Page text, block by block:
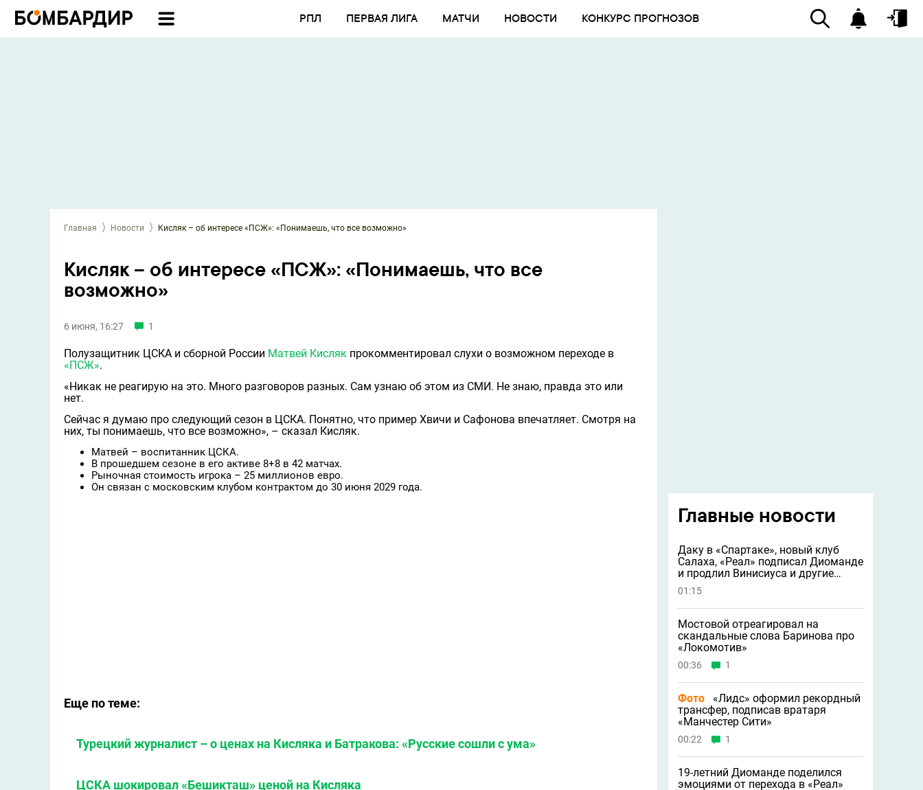
РПЛ ПЕРВАЯ ЛИГА МАТЧИ НОВОСТИ КОНКУРС ПРОГНОЗОВ
Главная Новости Кисляк – об интересе «ПСЖ»: «Понимаешь, что все возможно»
Кисляк – об интересе «ПСЖ»: «Понимаешь, что все
возможно»
6 июня, 16:27 1
Полузащитник ЦСКА и сборной России Матвей Кисляк прокомментировал слухи о возможном переходе в
«ПСЖ».
«Никак не реагирую на это. Много разговоров разных. Сам узнаю об этом из СМИ. Не знаю, правда это или
нет.
Сейчас я думаю про следующий сезон в ЦСКА. Понятно, что пример Хвичи и Сафонова впечатляет. Смотря на
них, ты понимаешь, что все возможно», – сказал Кисляк.
Матвей – воспитанник ЦСКА.
В прошедшем сезоне в его активе 8+8 в 42 матчах.
Рыночная стоимость игрока – 25 миллионов евро.
Он связан с московским клубом контрактом до 30 июня 2029 года.
Еще по теме:
Турецкий журналист – о ценах на Кисляка и Батракова: «Русские сошли с ума»
ЦСКА шокировал «Бешикташ» ценой на Кисляка
Главные новости
Даку в «Спартаке», новый клуб
Салаха, «Реал» подписал Диоманде
и продлил Винисиуса и другие
новости
01:15
Мостовой отреагировал на
скандальные слова Баринова про
«Локомотив»
00:36 1
Фото
«Лидс» оформил рекордный
трансфер, подписав вратаря
«Манчестер Сити»
00:22 1
19-летний Диоманде поделился
эмоциями от перехода в «Реал»